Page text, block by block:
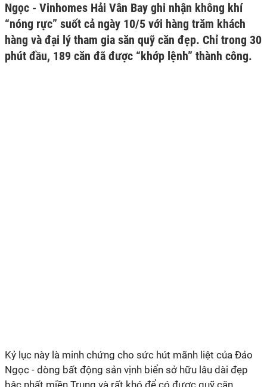
Ngọc - Vinhomes Hải Vân Bay ghi nhận không khí
“nóng rực” suốt cả ngày 10/5 với hàng trăm khách
hàng và đại lý tham gia săn quỹ căn đẹp. Chỉ trong 30
phút đầu, 189 căn đã được “khớp lệnh” thành công.
Kỷ lục này là minh chứng cho sức hút mãnh liệt của Đảo
Ngọc - dòng bất động sản vịnh biển sở hữu lâu dài đẹp
bậc nhất miền Trung và rất khó để có được quỹ căn